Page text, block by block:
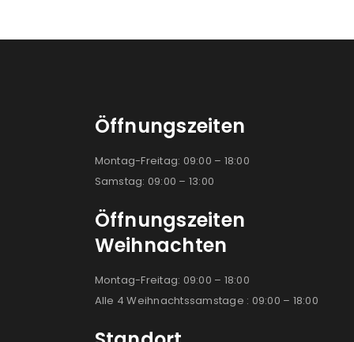
Öffnungszeiten
Montag-Freitag: 09:00 – 18:00
Samstag: 09:00 – 13:00
Öffnungszeiten
Weihnachten
Montag-Freitag: 09:00 – 18:00
Alle 4 Weihnachtssamstage : 09:00 – 18:00